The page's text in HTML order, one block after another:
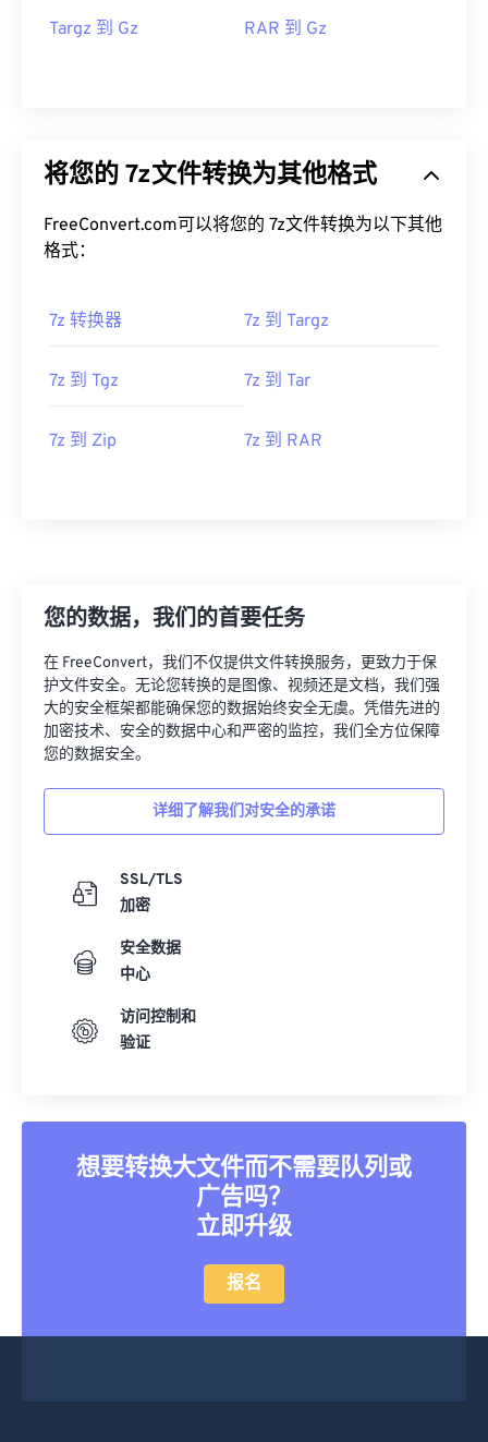
Targz 到 Gz RAR 到 Gz
将您的 7z文件转换为其他格式
FreeConvert.com可以将您的 7z文件转换为以下其他
格式：
7z 转换器 7z 到 Targz
7z 到 Tgz 7z 到 Tar
7z 到 Zip 7z 到 RAR
您的数据，我们的首要任务
在 FreeConvert，我们不仅提供文件转换服务，更致力于保
护文件安全。无论您转换的是图像、视频还是文档，我们强
大的安全框架都能确保您的数据始终安全无虞。凭借先进的
加密技术、安全的数据中心和严密的监控，我们全方位保障
您的数据安全。
详细了解我们对安全的承诺
SSL/TLS
加密
安全数据
中心
访问控制和
验证
想要转换大文件而不需要队列或
广告吗？
立即升级
报名